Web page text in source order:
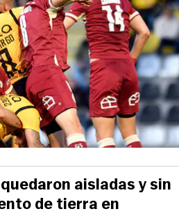
aisladas y sin
de tierra en